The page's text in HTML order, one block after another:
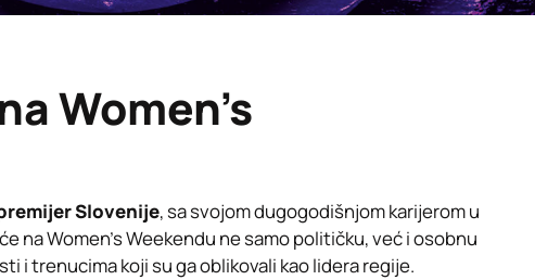
Women’s
Slovenije, sa svojom dugogodišnjom karijerom u
na Women’s Weekendu ne samo političku, već i osobnu
i trenucima koji su ga oblikovali kao lidera regije.